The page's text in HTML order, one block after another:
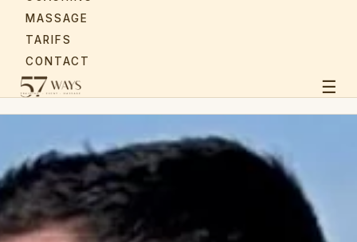
✦ BILAN INITIAL DE 30 MINUTES OFFERT POUR TOUTE PREMIÈRE
MASSAGE
TARIFS
CONTACT
☰